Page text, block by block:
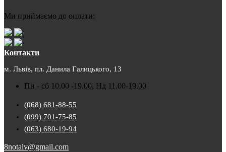
Ми приймаємо до оплати:
Контакти
м. Львів, пл. Данила Галицького, 13
Пн - сб 10.00 -19.00, Нд 11.00-19.00
(068) 681-88-55
(099) 701-75-85
(063) 680-19-94
8notalv@gmail.com